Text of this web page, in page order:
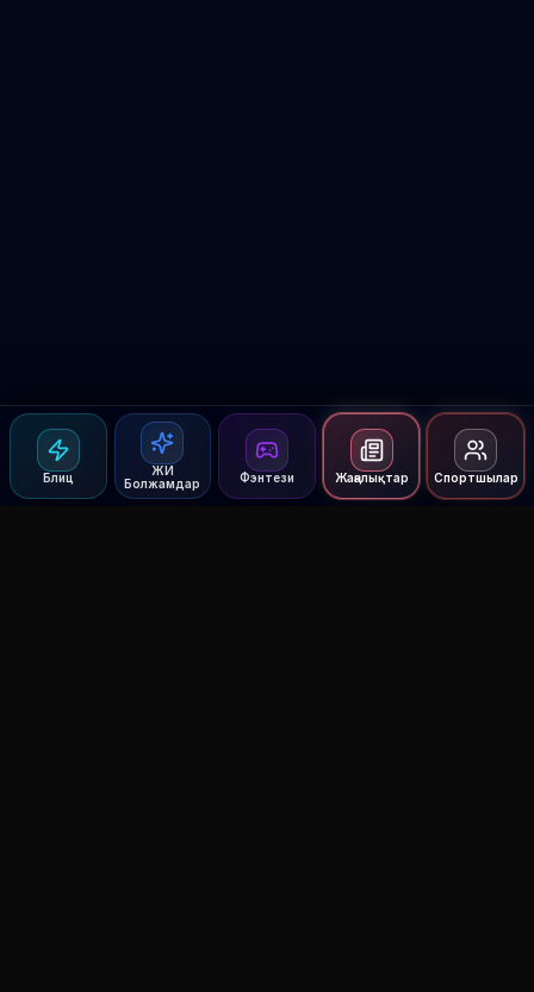
Блиц
ЖИ
Болжамдар
Фэнтези Жаңалықтар Спортшылар